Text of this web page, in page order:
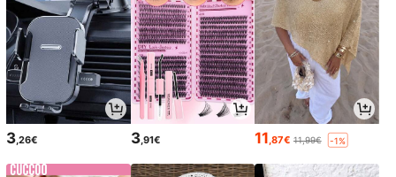
3 ,26€ 3,91€ 11 ,87€ 11,99€ -1%